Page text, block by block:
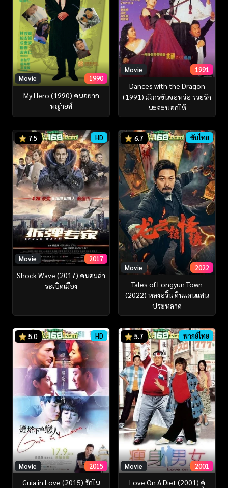
Movie 1990
My Hero (1990) คนอยาก
หญ่ายส์
Movie 1991
Dances with the Dragon
(1991) มังกรขันจอหว่อ รวยรัก
นะจะบอกให้
7.5 HD
Movie 2017
Shock Wave (2017) คนคมล่า
ระเบิดเมือง
6.7 ซับไทย
Movie 2022
Tales of Longyun Town
(2022) หลงอวิ๋น ดินแดนแสน
ประหลาด
5.0 HD
Movie 2015
Guia in Love (2015) รักใน
5.7 พากย์ไทย
Movie 2001
Love On A Diet (2001) คู่